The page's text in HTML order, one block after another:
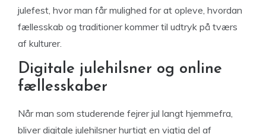
julefest, hvor man får mulighed for at opleve, hvordan
fællesskab og traditioner kommer til udtryk på tværs
af kulturer.
Digitale julehilsner og online
fællesskaber
Når man som studerende fejrer jul langt hjemmefra,
bliver digitale julehilsner hurtigt en vigtig del af